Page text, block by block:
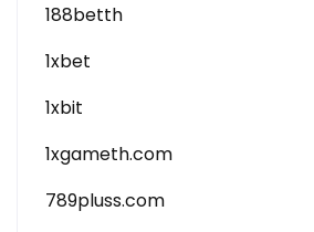
188betth
1xbet
1xbit
1xgameth.com
789pluss.com